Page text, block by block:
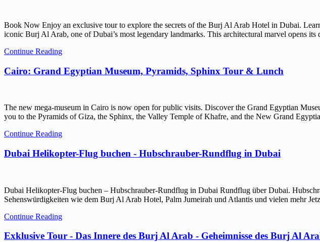
Book Now Enjoy an exclusive tour to explore the secrets of the Burj Al Arab Hotel in Dubai.
iconic Burj Al Arab, one of Dubai’s most legendary landmarks. This architectural marvel opens
Continue Reading
Cairo: Grand Egyptian Museum, Pyramids, Sphinx Tour & Lunch
The new mega-museum in Cairo is now open for public visits. Discover the Grand Egyptian
you to the Pyramids of Giza, the Sphinx, the Valley Temple of Khafre, and the New Grand
Continue Reading
Dubai Helikopter-Flug buchen - Hubschrauber-Rundflug in Dubai
Dubai Helikopter-Flug buchen – Hubschrauber-Rundflug in Dubai Rundflug über Dubai.
Sehenswürdigkeiten wie dem Burj Al Arab Hotel, Palm Jumeirah und Atlantis und vielen mehr
Continue Reading
Exklusive Tour - Das Innere des Burj Al Arab - Geheimnisse des Burj Al